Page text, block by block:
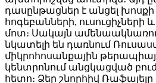
դասընթացներ է անցել խոսքի
հոգեբանների, ուսուցիչների
մոտ։ Սակայն ամենաակնառու
նկատելի են դառնում
միկրոհոսանքային
կենտրոնում անցկացված
հետո։ Ձեր շնորհիվ